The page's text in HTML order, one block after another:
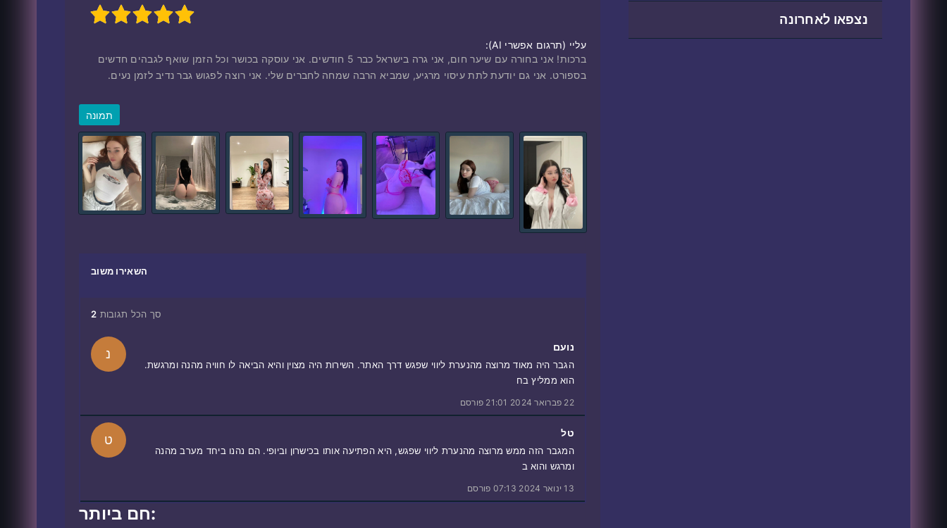
5
עליי ‎(תרגום אפשרי AI):
ברכות! אני בחורה עם שיער חום, אני גרה בישראל כבר 5 חודשים. אני עוסקה בכושר וכל הזמן שואף לגבהים חדשים
בספורט. אני גם יודעת לתת עיסוי מרגיע, שמביא הרבה שמחה לחברים שלי. אני רוצה לפגוש גבר נדיב לזמן נעים.
תמונה
השאירו משוב
סך הכל תגובות 2
נ נועם
הגבר היה מאוד מרוצה מהנערת ליווי שפגש דרך האתר. השירות היה מצוין והיא הביאה לו חוויה מהנה ומרגשת.
הוא ממליץ בח
22 פברואר 2024 21:01 פורסם
ט טל
המגבר הזה ממש מרוצה מהנערת ליווי שפגש, היא הפתיעה אותו בכישרון וביופי. הם נהנו ביחד מערב מהנה
ומרגש והוא ב
13 ינואר 2024 07:13 פורסם
חם ביותר:
נצפאו לאחרונה